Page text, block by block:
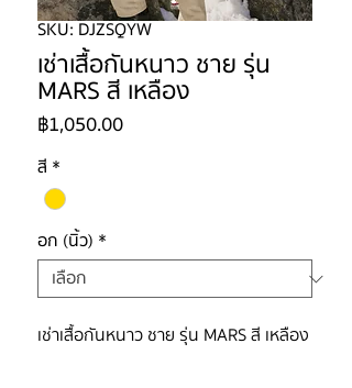
SKU: DJZSQYW
เช่าเสื้อกันหนาว ชาย รุ่น
MARS สี เหลือง
฿1,050.00ราคา
สี *
อก (นิ้ว) *
เช่าเสื้อกันหนาว ชาย รุ่น MARS สี เหลือง